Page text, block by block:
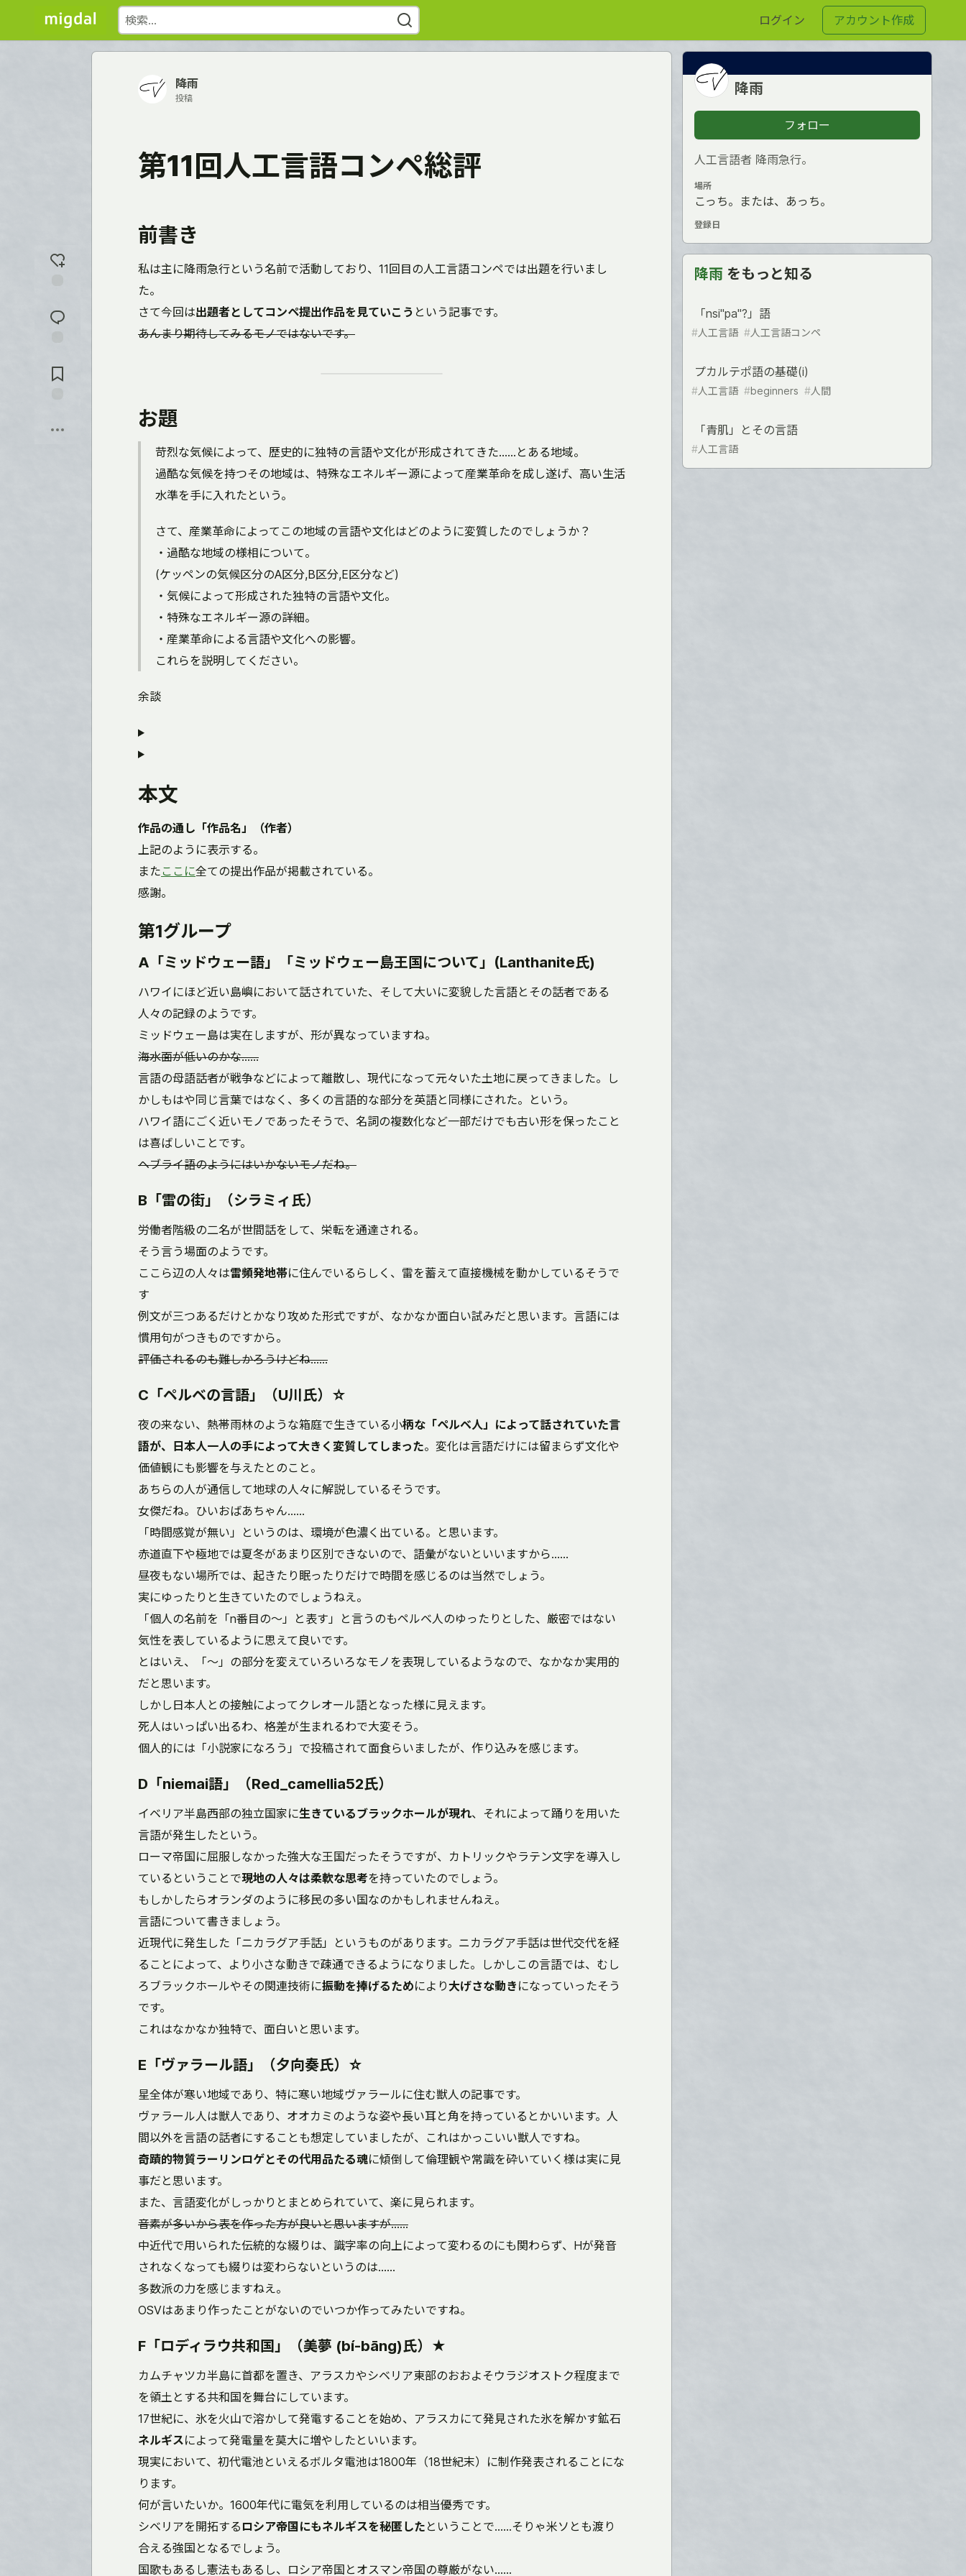
ログイン アカウント作成
応
を
メ
ン
ぶ
降雨
投稿
第11回人工言語コンペ総評
前書き
私は主に降雨急行という名前で活動しており、11回目の人工言語コンペでは出題を行いまし
た。
さて今回は出題者としてコンペ提出作品を見ていこう という記事です。
あんまり期待してみるモノではないです。
お題
苛烈な気候によって、歴史的に独特の言語や文化が形成されてきた……とある地域。
過酷な気候を持つその地域は、特殊なエネルギー源によって産業革命を成し遂げ、高い生活
水準を手に入れたという。
さて、産業革命によってこの地域の言語や文化はどのように変質したのでしょうか？
・過酷な地域の様相について。
(ケッペンの気候区分のA区分,B区分,E区分など)
・気候によって形成された独特の言語や文化。
・特殊なエネルギー源の詳細。
・産業革命による言語や文化への影響。
これらを説明してください。
余談
本文
作品の通し「作品名」（作者）
上記のように表示する。
また ここに全ての提出作品が掲載されている。
感謝。
第1グループ
A「ミッドウェー語」「ミッドウェー島王国について」(Lanthanite氏)
ハワイにほど近い島嶼において話されていた、そして大いに変貌した言語とその話者である
人々の記録のようです。
ミッドウェー島は実在しますが、形が異なっていますね。
海水面が低いのかな……
言語の母語話者が戦争などによって離散し、現代になって元々いた土地に戻ってきました。し
かしもはや同じ言葉ではなく、多くの言語的な部分を英語と同様にされた。という。
ハワイ語にごく近いモノであったそうで、名詞の複数化など一部だけでも古い形を保ったこと
は喜ばしいことです。
ヘブライ語のようにはいかないモノだね。
B「雷の街」（シラミィ氏）
労働者階級の二名が世間話をして、栄転を通達される。
そう言う場面のようです。
ここら辺の人々は雷頻発地帯に住んでいるらしく、雷を蓄えて直接機械を動かしているそうで
す
例文が三つあるだけとかなり攻めた形式ですが、なかなか面白い試みだと思います。言語には
慣用句がつきものですから。
評価されるのも難しかろうけどね……
C「ペルベの言語」（U川氏）☆
夜の来ない、熱帯雨林のような箱庭で生きている小柄な「ペルベ人」によって話されていた言
語が、日本人一人の手によって大きく変質してしまった。変化は言語だけには留まらず文化や
価値観にも影響を与えたとのこと。
あちらの人が通信して地球の人々に解説しているそうです。
女傑だね。ひいおばあちゃん……
「時間感覚が無い」というのは、環境が色濃く出ている。と思います。
赤道直下や極地では夏冬があまり区別できないので、語彙がないといいますから……
昼夜もない場所では、起きたり眠ったりだけで時間を感じるのは当然でしょう。
実にゆったりと生きていたのでしょうねえ。
「個人の名前を「n番目の～」と表す」と言うのもペルベ人のゆったりとした、厳密ではない
気性を表しているように思えて良いです。
とはいえ、「～」の部分を変えていろいろなモノを表現しているようなので、なかなか実用的
だと思います。
しかし日本人との接触によってクレオール語となった様に見えます。
死人はいっぱい出るわ、格差が生まれるわで大変そう。
個人的には「小説家になろう」で投稿されて面食らいましたが、作り込みを感じます。
D「niemai語」（Red_camellia52氏）
イベリア半島西部の独立国家に生きているブラックホールが現れ、それによって踊りを用いた
言語が発生したという。
ローマ帝国に屈服しなかった強大な王国だったそうですが、カトリックやラテン文字を導入し
ているということで現地の人々は柔軟な思考を持っていたのでしょう。
もしかしたらオランダのように移民の多い国なのかもしれませんねえ。
言語について書きましょう。
近現代に発生した「ニカラグア手話」というものがあります。ニカラグア手話は世代交代を経
ることによって、より小さな動きで疎通できるようになりました。しかしこの言語では、むし
ろブラックホールやその関連技術に振動を捧げるためにより大げさな動き になっていったそう
です。
これはなかなか独特で、面白いと思います。
E「ヴァラール語」（夕向奏氏）☆
星全体が寒い地域であり、特に寒い地域ヴァラールに住む獣人の記事です。
ヴァラール人は獣人であり、オオカミのような姿や長い耳と角を持っているとかいいます。人
間以外を言語の話者にすることも想定していましたが、これはかっこいい獣人ですね。
奇蹟的物質ラーリンロゲとその代用品たる魂に傾倒して倫理観や常識を砕いていく様は実に見
事だと思います。
また、言語変化がしっかりとまとめられていて、楽に見られます。
音素が多いから表を作った方が良いと思いますが……
中近代で用いられた伝統的な綴りは、識字率の向上によって変わるのにも関わらず、Hが発音
されなくなっても綴りは変わらないというのは……
多数派の力を感じますねえ。
OSVはあまり作ったことがないのでいつか作ってみたいですね。
F「ロディラウ共和国」（美夢 (bí-bāng)氏）★
カムチャツカ半島に首都を置き、アラスカやシベリア東部のおおよそウラジオストク程度まで
を領土とする共和国を舞台にしています。
17世紀に、氷を火山で溶かして発電することを始め、アラスカにて発見された氷を解かす鉱石
ネルギスによって発電量を莫大に増やしたといいます。
現実において、初代電池といえるボルタ電池は1800年（18世紀末）に制作発表されることにな
ります。
何が言いたいか。1600年代に電気を利用しているのは相当優秀です。
シベリアを開拓する ロシア帝国にもネルギスを秘匿した ということで……そりゃ米ソとも渡り
合える強国となるでしょう。
国歌もあるし憲法もあるし、ロシア帝国とオスマン帝国の尊厳がない……
降雨
フォロー
人工言語者 降雨急行。
場所
こっち。または、あっち。
登録日
降雨 をもっと知る
「nsi"pa"?」語
#人工言語 #人工言語コンペ
プカルテポ語の基礎(i)
#人工言語 #beginners #人間
「青肌」とその言語
#人工言語